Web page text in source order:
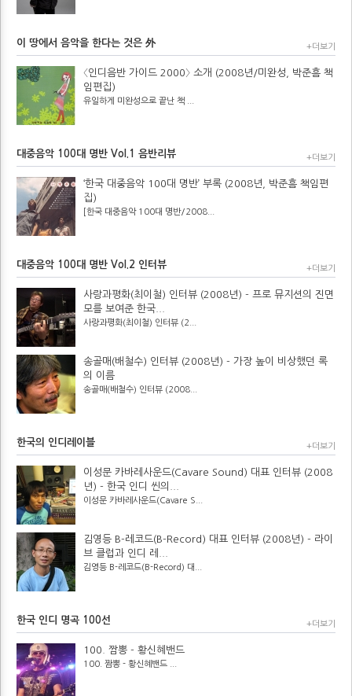
이 땅에서 음악을 한다는 것은 外 +더보기
〈인디음반 가이드 2000〉 소개 (2008년/미완성, 박준흠 책
임편집)
유일하게 미완성으로 끝난 책 ...
대중음악 100대 명반 Vol.1 음반리뷰 +더보기
‘한국 대중음악 100대 명반’ 부록 (2008년, 박준흠 책임편
집)
[한국 대중음악 100대 명반/2008...
대중음악 100대 명반 Vol.2 인터뷰 +더보기
사랑과평화(최이철) 인터뷰 (2008년) - 프로 뮤지션의 진면
모를 보여준 한국...
사랑과평화(최이철) 인터뷰 (2...
송골매(배철수) 인터뷰 (2008년) - 가장 높이 비상했던 록
의 이름
송골매(배철수) 인터뷰 (2008...
한국의 인디레이블 +더보기
이성문 카바레사운드(Cavare Sound) 대표 인터뷰 (2008
년) - 한국 인디 씬의...
이성문 카바레사운드(Cavare S...
김영등 B-레코드(B-Record) 대표 인터뷰 (2008년) - 라이
브 클럽과 인디 레...
김영등 B-레코드(B-Record) 대...
한국 인디 명곡 100선 +더보기
100. 짬뽕 - 황신혜밴드
100. 짬뽕 - 황신혜밴드 ...